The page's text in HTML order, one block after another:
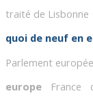
traité de Lisbonne
quoi de neuf en
Parlement
europe
France